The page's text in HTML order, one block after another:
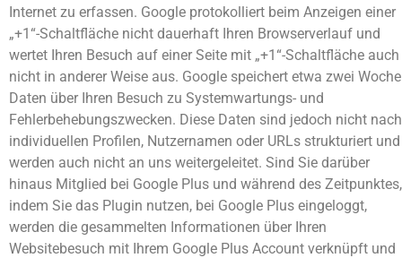
Internet zu erfassen. Google protokolliert beim Anzeigen einer
„+1“-Schaltfläche nicht dauerhaft Ihren Browserverlauf und
wertet Ihren Besuch auf einer Seite mit „+1“-Schaltfläche auch
nicht in anderer Weise aus. Google speichert etwa zwei
Daten über Ihren Besuch zu Systemwartungs- und
Fehlerbehebungszwecken. Diese Daten sind jedoch nicht nach
individuellen Profilen, Nutzernamen oder URLs strukturiert und
werden auch nicht an uns weitergeleitet. Sind Sie darüber
hinaus Mitglied bei Google Plus und während des Zeitpunktes,
indem Sie das Plugin nutzen, bei Google Plus eingeloggt,
werden die gesammelten Informationen über Ihren
Websitebesuch mit Ihrem Google Plus Account verknüpft und